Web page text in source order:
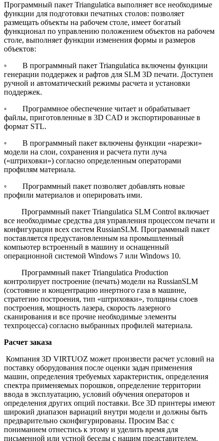
Программный пакет Triangulatica выполняет все необходимые
функции для подготовки печатных столов: позволяет
размещать объекты на рабочем столе, имеет богатый
функционал по управлению положением объектов на рабочем
столе, выполняет функции изменения формы и размеров
объектов:
◦ В программный пакет Triangulatica включены функции
генерации поддержек и рафтов для SLM 3D печати. Доступен
ручной и автоматический режимы расчета и установки
поддержек.
◦ Программное обеспечение читает и обрабатывает
файлы, приготовленные в 3D CAD и экспортированные в
формат STL.
◦ В программный пакет включены функции «нарезки»
модели на слои, сохранения и расчета пути луча
(«штриховки») согласно определенным операторами
профилям материала.
◦ Программный пакет позволяет добавлять новые
профили материалов и оперировать ими.
Программный пакет Triangulatica SLM Control включает
все необходимые средства для управления процессом печати и
конфигурации всех систем RussianSLM. Программный пакет
поставляется предустановленным на промышленный
компьютер встроенный в машину и оснащенный
операционной системой Windows 7 или Windows 10.
Программный пакет Triangulatica Production
контролирует построение (печать) модели на RussianSLM
(состояние и концентрацию инертного газа в машине,
стратегию построения, тип «штриховки», толщины слоев
построения, мощность лазера, скорость лазерного
сканирования и все прочие необходимые элементы
техпроцесса) согласно выбранных профилей материала.
Расчет заказа
Компания 3D VIRTUOZ может произвести расчет условий на
поставку оборудования после оценки задач применения
машин, определения требуемых характеристик, определения
спектра применяемых порошков, определение территории
ввода в эксплуатацию, условий обучения операторов и
определения других опций поставки. Все 3D принтеры имеют
широкий диапазон вариаций внутри модели и должны быть
предварительно сконфигурированы. Просим Вас с
пониманием отнестись к этому и уделить время для
письменной или устной беседы с нашим представителем.